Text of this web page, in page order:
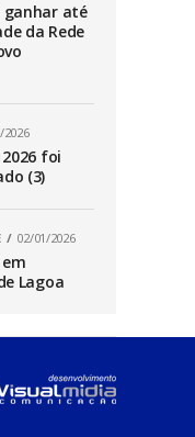
ganhar até
da Rede
2026
foi
(3)
02/01/2026
Lagoa